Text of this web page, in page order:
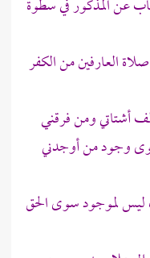
عن المذكور في سطوة
العارفين من الكفر
أشتاتي ومن فرقني
وجود من أوجدني
لموجود سوى الحق